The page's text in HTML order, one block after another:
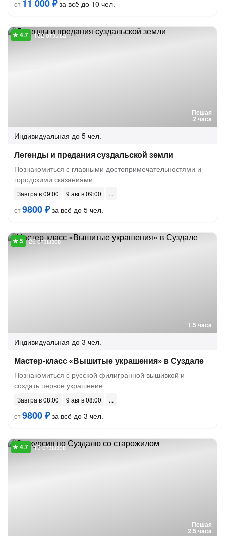
от 11 000 ₽за всё до 10 чел.
Пешая
2 часа
152 отзыва
Индивидуальная до 5 чел.
Легенды и предания суздальской земли
Познакомиться с главными достопримечательностями и
городскими сказаниями
Завтра в 09:00
9 авг в 09:00
от9800 ₽за всё до 5 чел.
1.5 часа
26 отзывов
Индивидуальная до 3 чел.
Мастер-класс «Вышитые украшения» в Суздале
Познакомиться с русской филигранной вышивкой и
создать первое украшение
Завтра в 08:00
9 авг в 08:00
от9800 ₽за всё до 3 чел.
Пешая
2.5 часа
15 отзывов